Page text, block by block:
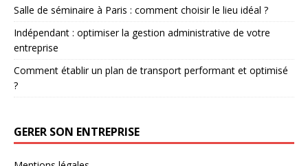
Salle de séminaire à Paris : comment choisir le lieu idéal ?
Indépendant : optimiser la gestion administrative de votre
entreprise
Comment établir un plan de transport performant et optimisé
?
GERER SON ENTREPRISE